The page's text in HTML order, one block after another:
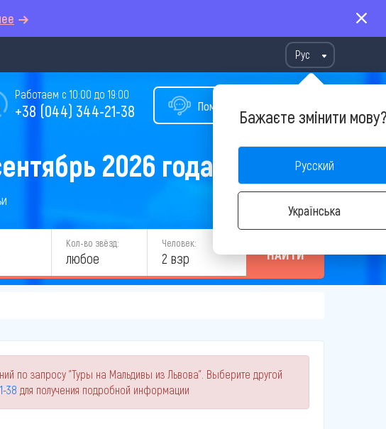
Рус
Бажаєте змінити
Русский
Українська
Помощь в подборе тура
Работаем с 10:00 до 19:00
+38 (044) 344-21-38
2026 года
Кол-во звёзд:
любое
Человек:
2 взр НАЙТИ
по запросу "Туры на Мальдивы из Львова". Выберите другой
38 для получения подробной информации